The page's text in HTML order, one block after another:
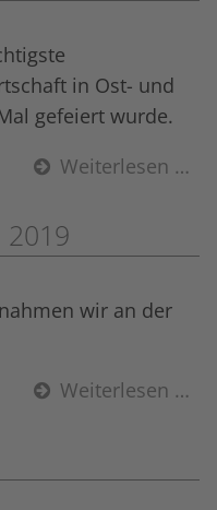
in Ost- und
gefeiert wurde.
Weiterlesen …
2019
wir an der
Weiterlesen …